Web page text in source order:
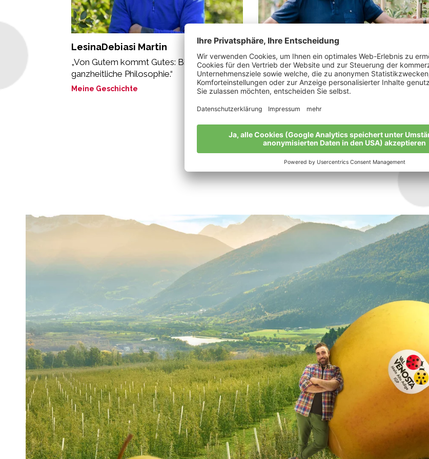
LesinaDebiasi Martin
„Von Gutem kommt Gutes: Bio ist eine
ganzheitliche Philosophie.“
Meine Geschichte
Gunsch Alois
„Durch Bio die Verschwendung reduzieren“
Meine Geschichte
Alle Bio-Bauern im Überblick